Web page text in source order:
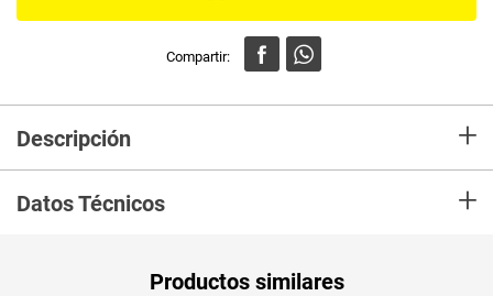
Descripción +
Datos Técnicos +
Productos similares